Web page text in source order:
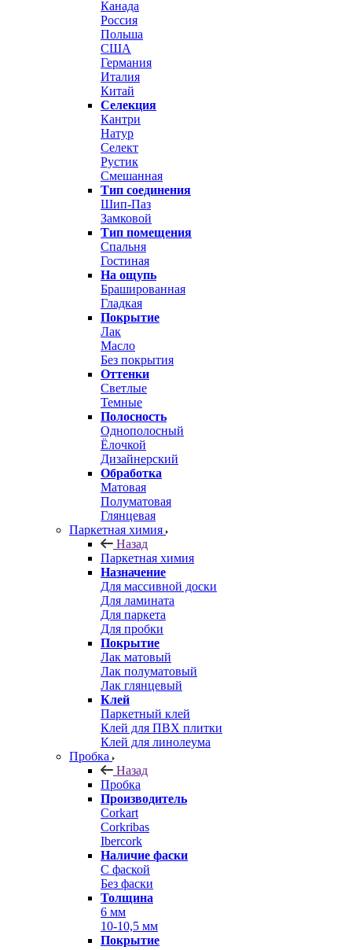
Канада
Россия
Польша
США
Германия
Италия
Китай
Селекция
Кантри
Натур
Селект
Рустик
Смешанная
Тип соединения
Шип-Паз
Замковой
Тип помещения
Спальня
Гостиная
На ощупь
Брашированная
Гладкая
Покрытие
Лак
Масло
Без покрытия
Оттенки
Светлые
Темные
Полосность
Однополосный
Ёлочкой
Дизайнерский
Обработка
Матовая
Полуматовая
Глянцевая
Паркетная химия
Назад
Паркетная химия
Назначение
Для массивной доски
Для ламината
Для паркета
Для пробки
Покрытие
Лак матовый
Лак полуматовый
Лак глянцевый
Клей
Паркетный клей
Клей для ПВХ плитки
Клей для линолеума
Пробка
Назад
Пробка
Производитель
Corkart
Corkribas
Ibercork
Наличие фаски
С фаской
Без фаски
Толщина
6 мм
10-10,5 мм
Покрытие